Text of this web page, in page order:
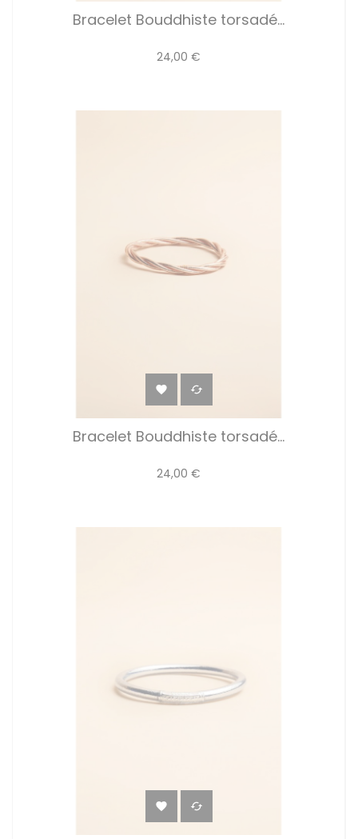
Bracelet Bouddhiste torsadé...
24,00 €
 
Bracelet Bouddhiste torsadé...
24,00 €
 